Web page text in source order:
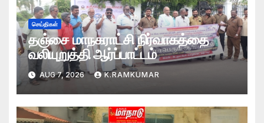
செய்திகள்
தஞ்சை மாநகராட்சி நிர்வாகத்தை
வலியுறுத்தி ஆர்ப்பாட்டம்
AUG 7, 2026 K.RAMKUMAR